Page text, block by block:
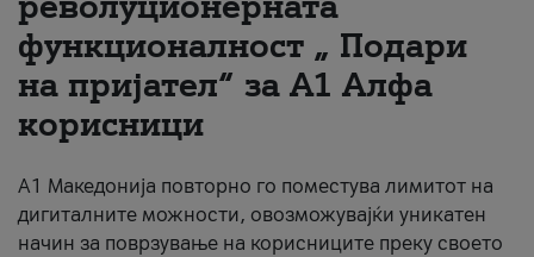
За нас
#ПодобарОнлајн
функционалност „ Подари
на пријател“ за А1 Алфа
корисници
А1 Македонија повторно го поместува лимитот на
дигиталните можности, овозможувајќи уникатен
начин за поврзување на корисниците преку своето